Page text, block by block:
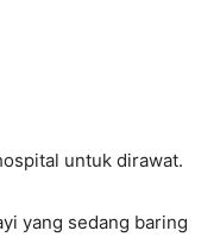
untuk dirawat.
yang sedang baring